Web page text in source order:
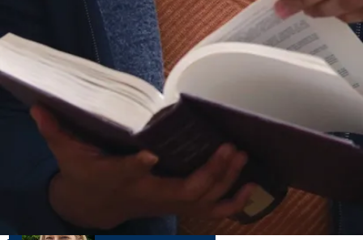
lauréats du Fonds
de la rectrice pour
l’innov...
Le 5 aoû., 2026
En savoir plus
Laurentienne